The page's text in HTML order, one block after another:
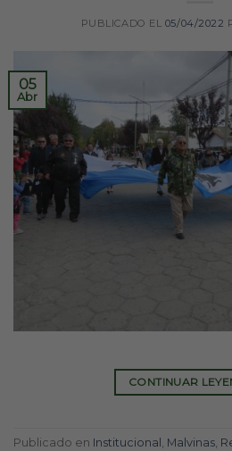
PUBLICADO EL 05/04/2022
05
Abr
CONTINUAR
Publicado en Institucional , Malvinas,